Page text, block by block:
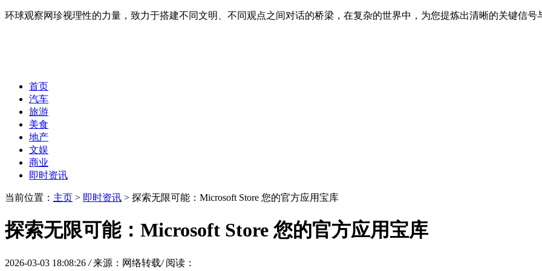
环球观察网珍视理性的力量，致力于搭建不同文明、不同观点之间对话的桥梁，在复杂的世界中，为您提炼出清晰的关键信号
首页
汽车
旅游
美食
地产
文娱
商业
即时资讯
当前位置： 主页 > 即时资讯 > 探索无限可能：Microsoft Store 您的官方应用宝库
探索无限可能：Microsoft Store 您的官方应用宝库
2026-03-03 18:08:26 / 来源：网络转载/ 阅读：